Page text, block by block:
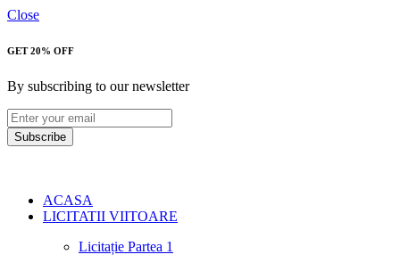
Close
GET 20% OFF
By subscribing to our newsletter
Subscribe
ACASA
LICITATII VIITOARE
Licitație Partea 1